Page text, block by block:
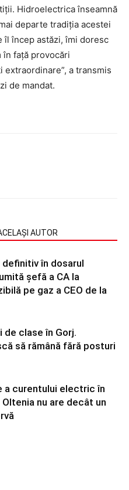
Hidroelectrica înseamnă
departe tradiția acestei
îl încep astăzi, îmi doresc
în față provocări
a transmis
de mandat.
AUTOR
definitiv în dosarul
șefă a CA la
pe gaz a CEO de la
de clase în Gorj.
să rămână fără posturi
a curentului electric în
nu are decât un